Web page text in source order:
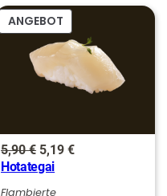
ANGEBOTPRODUKT
IM
ANGEBOT
5,90€ Ursprünglicher
Preis
war:
5,19€Aktueller
Hotategai
Flambierte